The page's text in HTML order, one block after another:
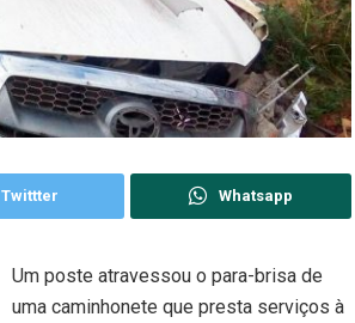
Twittter Whatsapp
Um poste atravessou o para-brisa de
uma caminhonete que presta serviços à